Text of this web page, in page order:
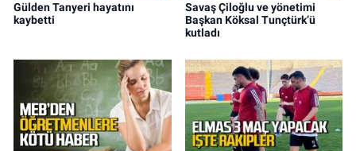
Gülden Tanyeri hayatını
kaybetti
Savaş Çiloğlu ve yönetimi
Başkan Köksal Tunçtürk’ü
kutladı